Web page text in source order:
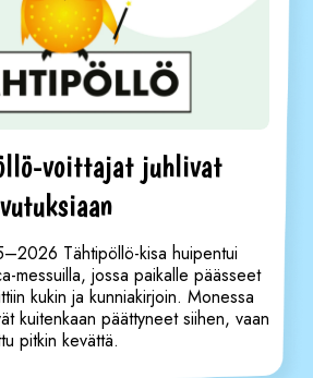
voittajat juhlivat
Tähtipöllö-kisa huipentui
messuilla, jossa paikalle päässeet
kukin ja kunniakirjoin. Monessa
kuitenkaan päättyneet siihen, vaan
pitkin kevättä.